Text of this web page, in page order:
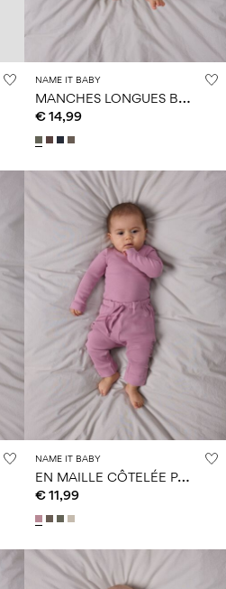
NAME IT BABY
M
ANCHES LONGUES BARBOTEUSE
€ 14,99
NAME IT BABY
E
N MAILLE CÔTELÉE PANTALON
€ 11,99